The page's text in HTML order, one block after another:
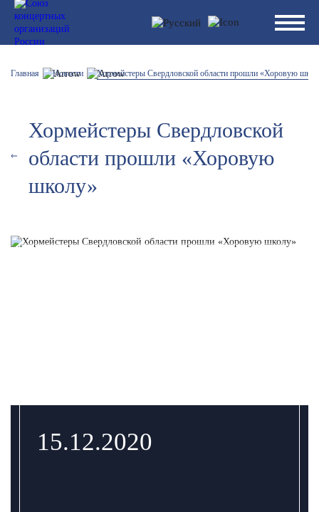
Главная Новости Хормейстеры Свердловской области прошли «Хоровую
Хормейстеры Свердловской
области прошли «Хоровую
школу»
15.12.2020